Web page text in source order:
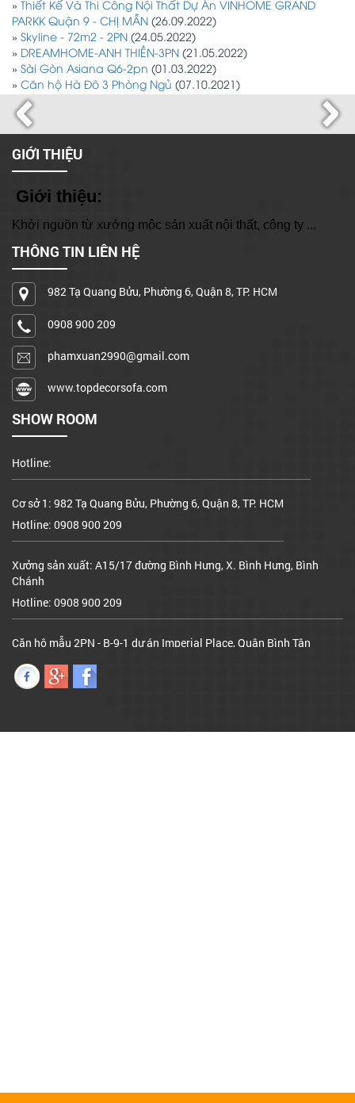
»
Thiết Kế Và Thi Công Nội Thất Dự Án VINHOME GRAND
PARKK Quận 9 - CHỊ MẪN (26.09.2022)
» Skyline - 72m2 - 2PN (24.05.2022)
» DREAMHOME-ANH THIỀN-3PN (21.05.2022)
» Sài Gòn Asiana Q6-2pn (01.03.2022)
» Căn hộ Hà Đô 3 Phòng Ngủ (07.10.2021)
GIỚI THIỆU
Giới thiệu:
Khởi nguồn từ xưởng mộc sản xuất nội thất, công ty ...
THÔNG TIN LIÊN HỆ
982 Tạ Quang Bửu, Phường 6, Quận 8, TP. HCM
0908 900 209
phamxuan2990@gmail.com
www.topdecorsofa.com
SHOW ROOM
Cơ sở 1: 982 Tạ Quang Bửu, Phường 6, Quận 8, TP. HCM
Hotline: 0908 900 209
Xưởng sản xuất: A15/17 đường Bình Hưng, X. Bình Hưng, Bình
Chánh
Hotline: 0908 900 209
Cơ sở 1: 982 Tạ Quang Bửu, Phường 6, Quận 8, TP. HCM
Xưởng sản xuất: A15/17 đường Bình Hưng, X. Bình Hưng, Bình
Hotline: 0908 900 209
Căn hộ mẫu 2PN - B-9-1 dự án Imperial Place, Quận Bình Tân